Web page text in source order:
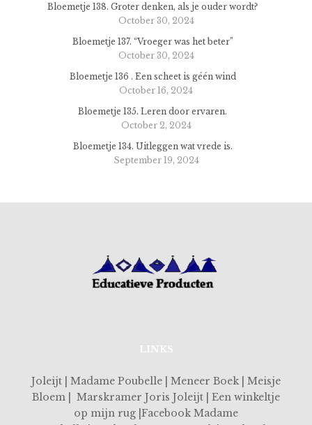
Bloemetje 138. Groter denken, als je ouder wordt?
October 30, 2024
Bloemetje 137. “Vroeger was het beter”
October 30, 2024
Bloemetje 136 . Een scheet is géén wind
October 16, 2024
Bloemetje 135. Leren door ervaren.
October 2, 2024
Bloemetje 134. Uitleggen wat vrede is.
September 19, 2024
LINKS
Joleijt | Madame Poubelle | Meneer Boek | Meisje
Bloem | Marskramer Joris Joleijt | Een winkeltje
op mijn rug |Facebook Madame